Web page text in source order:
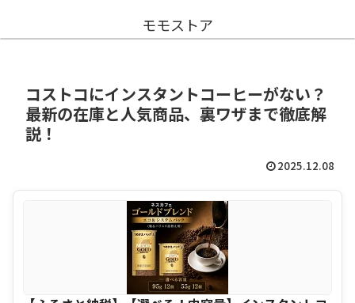
モモストア
コストコにインスタントコーヒーがない？
最新の在庫と人気商品、裏ワザまで徹底解
説！
2025.12.08